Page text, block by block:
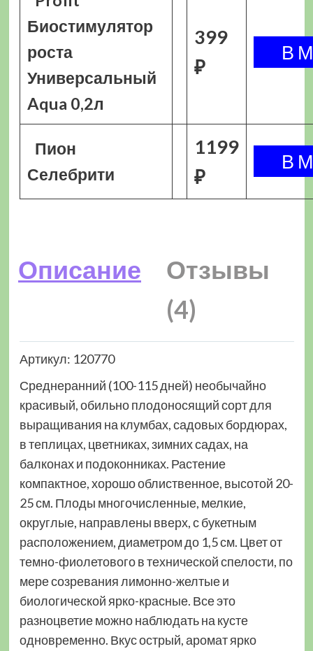
Биостимулятор
роста
Универсальный
Aqua 0,2л
399
₽
Пион
Селебрити
1199
₽
Описание
Отзывы
(4)
Артикул: 120770
Среднеранний (100-115 дней) необычайно
красивый, обильно плодоносящий сорт для
выращивания на клумбах, садовых бордюрах,
в теплицах, цветниках, зимних садах, на
балконах и подоконниках. Растение
компактное, хорошо облиственное, высотой 20-
25 см. Плоды многочисленные, мелкие,
округлые, направлены вверх, с букетным
расположением, диаметром до 1,5 см. Цвет от
темно-фиолетового в технической спелости, по
мере созревания лимонно-желтые и
биологической ярко-красные. Все это
разноцветие можно наблюдать на кусте
одновременно. Вкус острый, аромат ярко